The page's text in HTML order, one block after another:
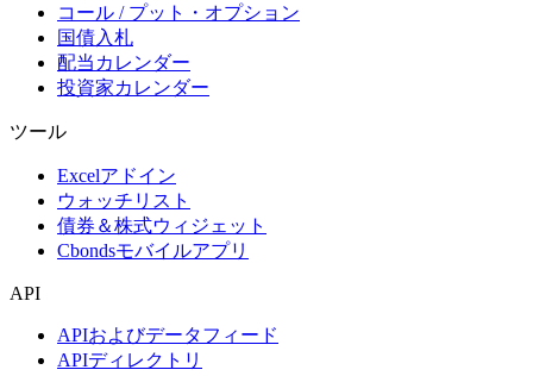
コール / プット・オプション
国債入札
配当カレンダー
投資家カレンダー
ツール
Excelアドイン
ウォッチリスト
債券＆株式ウィジェット
Cbondsモバイルアプリ
API
APIおよびデータフィード
APIディレクトリ